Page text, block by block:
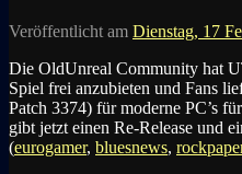
Veröffentlicht am Dienstag, 17
Die OldUnreal Community hat
Spiel frei anzubieten und Fans
Patch 3374) für moderne PC’s
gibt jetzt einen Re-Release und
(eurogamer, bluesnews,